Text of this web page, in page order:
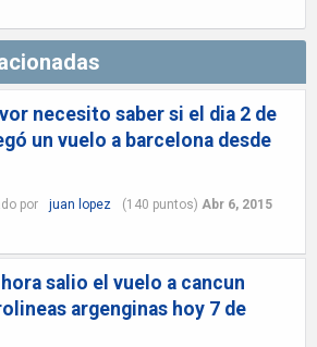
necesito saber si el dia 2 de
un vuelo a barcelona desde
por juan lopez (140 puntos) Abr 6, 2015
salio el vuelo a cancun
argenginas hoy 7 de